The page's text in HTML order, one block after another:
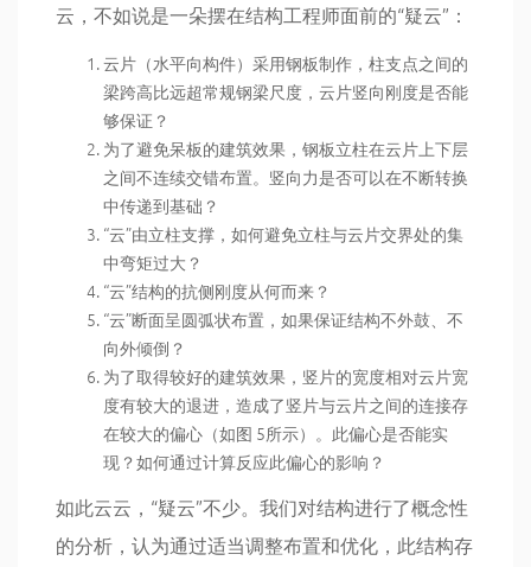
云，不如说是一朵摆在结构工程师面前的“疑云”：
云片（水平向构件）采用钢板制作，柱支点之间的
梁跨高比远超常规钢梁尺度，云片竖向刚度是否能
够保证？
为了避免呆板的建筑效果，钢板立柱在云片上下层
之间不连续交错布置。竖向力是否可以在不断转换
中传递到基础？
“云”由立柱支撑，如何避免立柱与云片交界处的集
中弯矩过大？
“云”结构的抗侧刚度从何而来？
“云”断面呈圆弧状布置，如果保证结构不外鼓、不
向外倾倒？
为了取得较好的建筑效果，竖片的宽度相对云片宽
度有较大的退进，造成了竖片与云片之间的连接存
在较大的偏心（如图 5所示）。此偏心是否能实
现？如何通过计算反应此偏心的影响？
如此云云，“疑云”不少。我们对结构进行了概念性
的分析，认为通过适当调整布置和优化，此结构存